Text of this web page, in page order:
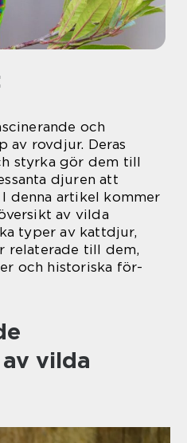
och
av rovdjur. Deras
styrka gör dem till
djuren att
denna artikel kommer
av vilda
typer av kattdjur,
relaterade till dem,
och historiska för-
vilda